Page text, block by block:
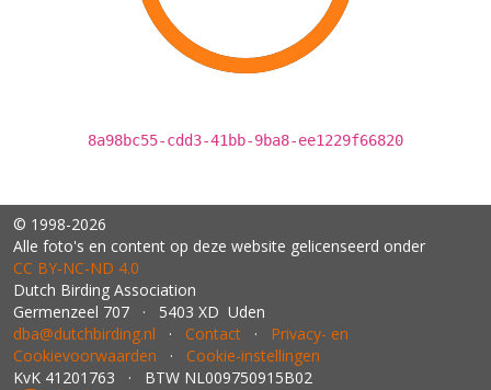
8a98bc55-cdd3-41bb-9ba8-ee1229f66820
© 1998-2026
Alle foto's en content op deze website gelicenseerd onder
CC BY‑NC‑ND 4.0
Dutch Birding Association
Germenzeel 707 · 5403 XD Uden
dba@dutchbirding.nl · Contact · Privacy- en
Cookievoorwaarden · Cookie-instellingen
KvK 41201763 · BTW NL009750915B02